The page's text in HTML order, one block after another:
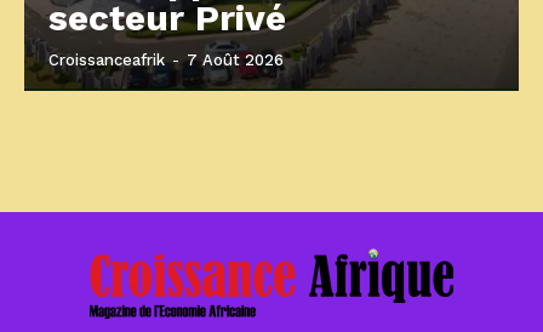
secteur Privé
Croissanceafrik - 7 Août 2026